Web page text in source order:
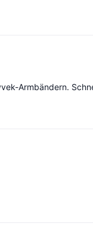
Armbändern.